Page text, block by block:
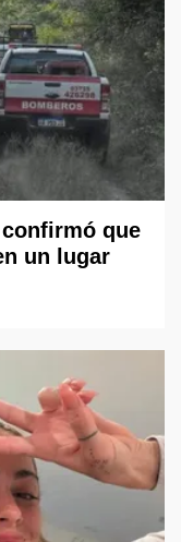
que
un lugar